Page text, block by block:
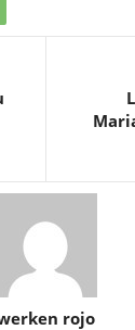
rojo